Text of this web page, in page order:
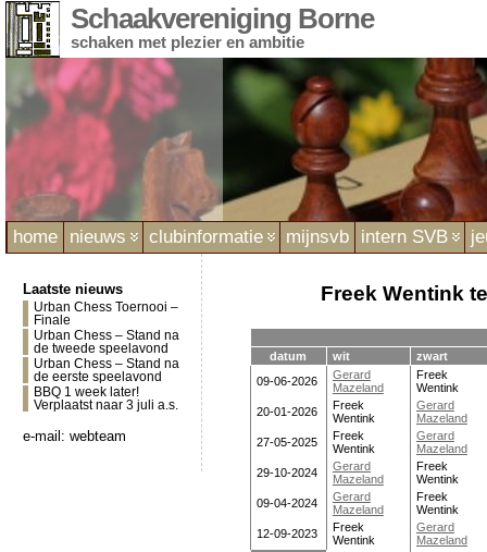
Schaakvereniging Borne
schaken met plezier en ambitie
home nieuws clubinformatie mijnsvb intern SVB
Laatste nieuws
Urban Chess Toernooi –
Finale
Urban Chess – Stand na
de tweede speelavond
Urban Chess – Stand na
de eerste speelavond
BBQ 1 week later!
Verplaatst naar 3 juli a.s.
e-mail: webteam
Freek Wentink
datum wit
zwart
09-06-2026
Gerard
Mazeland
Freek
Wentink
20-01-2026
Freek
Wentink
Gerard
Mazeland
27-05-2025
Freek
Wentink
Gerard
Mazeland
29-10-2024
Gerard
Mazeland
Freek
Wentink
09-04-2024
Gerard
Mazeland
Freek
Wentink
12-09-2023
Freek
Wentink
Gerard
Mazeland